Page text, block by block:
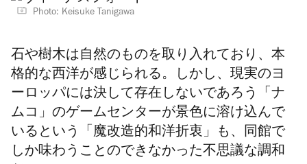
Photo: Keisuke Tanigawa
石や樹木は自然のものを取り入れており、本
格的な西洋が感じられる。しかし、現実のヨ
ーロッパには決して存在しないであろう「ナ
ムコ」のゲームセンターが景色に溶け込んで
いるという「魔改造的和洋折衷」も、同館で
しか味わうことのできなかった不思議な調和